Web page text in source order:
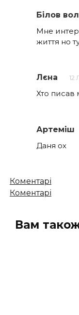
Білов
Мне
життя но
Лєна 12
Хто писав
Артеміш
Даня ох
Кількість
коментарів
Коментарі
Коментарі
Вам